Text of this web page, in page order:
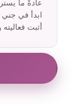
ابدأ في جني
أثبت